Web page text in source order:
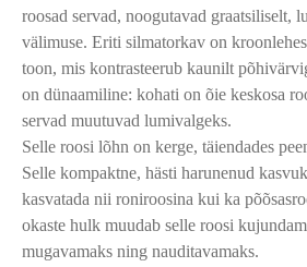
roosad servad, noogutavad graatsiliselt,
välimuse. Eriti silmatorkav on
toon, mis kontrasteerub kaunilt
on dünaamiline: kohati on õie keskosa
servad muutuvad lumivalgeks.
Selle roosi lõhn on kerge, täiendades
Selle kompaktne, hästi harunenud
kasvatada nii roniroosina kui ka
okaste hulk muudab selle roosi
mugavamaks ning nauditavamaks.